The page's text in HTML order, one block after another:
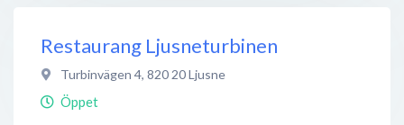
Restaurang Ljusneturbinen
Turbinvägen 4, 820 20Ljusne
Öppet